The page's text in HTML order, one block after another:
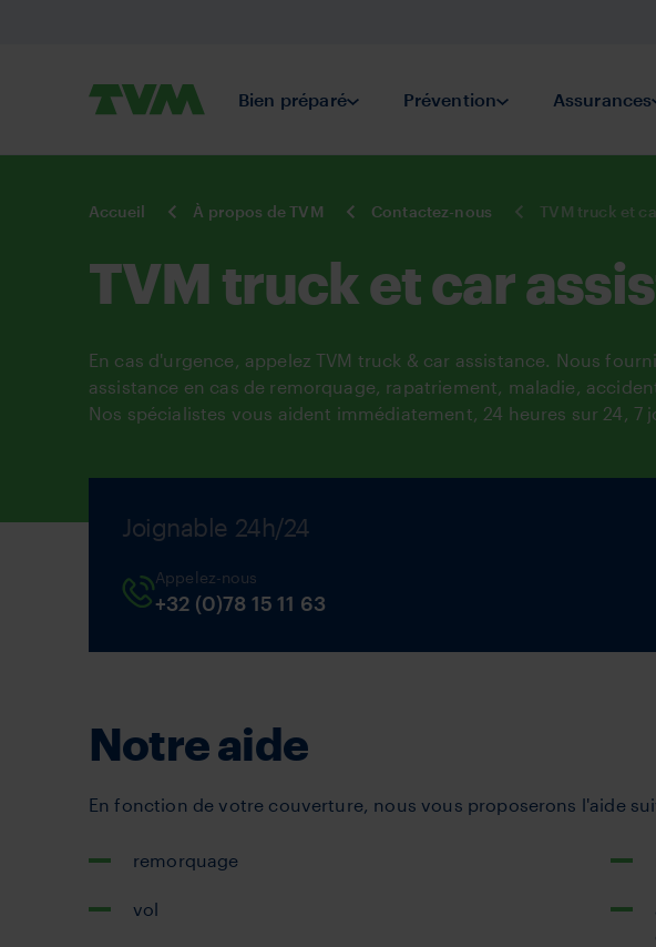
TVMPrimaire
Bien préparéSubmenu Bien préparé
PréventionSubmenuAssurances
You
Accueil À propos de TVM Contactez-nous TVM truck et car
TVM truck et car
En cas d'urgence, appelez TVM truck & car assistance. Nous
assistance en cas de remorquage, rapatriement, maladie,
Nos spécialistes vous aident immédiatement, 24 heures sur 24, 7
Joignable 24h/24
Appelez-nous
+32 (0)78 15 11 63
Notre aide
En fonction de votre couverture, nous vous proposerons l'aide
remorquage
vol